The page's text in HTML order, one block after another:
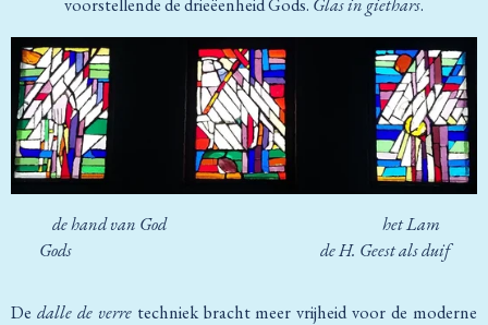
voorstellende de drieëenheid Gods. Glas in giethars.
de hand van God het Lam
Gods de H. Geest als duif
De dalle de verre techniek bracht meer vrijheid voor de moderne